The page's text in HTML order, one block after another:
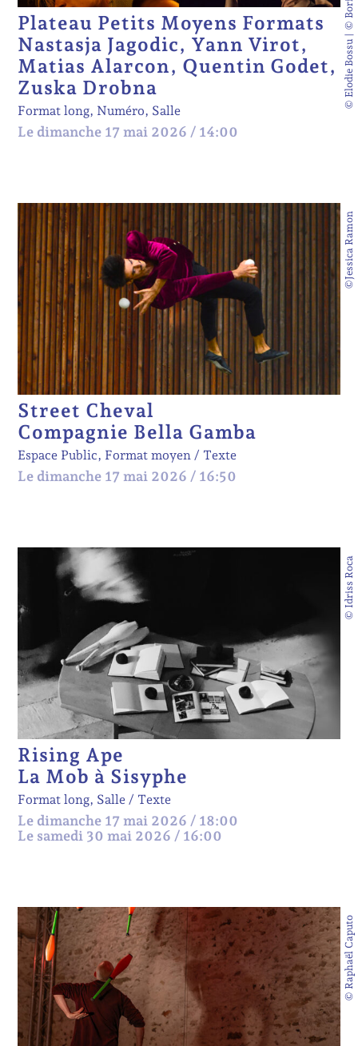
Plateau Petits Moyens Formats
Nastasja Jagodic, Yann Virot,
Matias Alarcon, Quentin Godet,
Zuska Drobna
Format long, Numéro, Salle
Le dimanche 17 mai 2026 / 14:00
©Jessica Ramon
Street Cheval
Compagnie Bella Gamba
Espace Public, Format moyen Texte
Le dimanche 17 mai 2026 / 16:50
© Idriss Roca
Rising Ape
La Mob à Sisyphe
Format long, Salle Texte
Le dimanche 17 mai 2026 / 18:00
Le samedi 30 mai 2026 / 16:00
© Raphaël Caputo